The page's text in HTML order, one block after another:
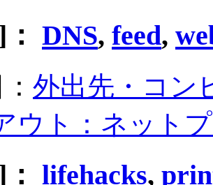
DNS, feed,
外出先・コン
ウト：ネット
lifehacks,